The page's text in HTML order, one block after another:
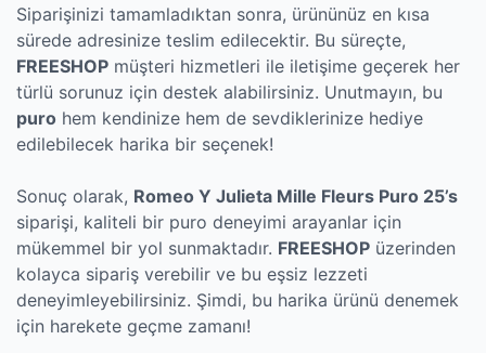
Siparişinizi tamamladıktan sonra, ürününüz en kısa
sürede adresinize teslim edilecektir. Bu süreçte,
FREESHOP müşteri hizmetleri ile iletişime geçerek her
türlü sorunuz için destek alabilirsiniz. Unutmayın, bu
puro hem kendinize hem de sevdiklerinize hediye
edilebilecek harika bir seçenek!
Sonuç olarak, Romeo Y Julieta Mille Fleurs Puro 25’s
siparişi, kaliteli bir puro deneyimi arayanlar için
mükemmel bir yol sunmaktadır. FREESHOP üzerinden
kolayca sipariş verebilir ve bu eşsiz lezzeti
deneyimleyebilirsiniz. Şimdi, bu harika ürünü denemek
için harekete geçme zamanı!